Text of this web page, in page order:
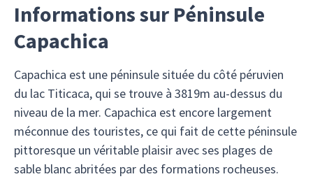
Informations sur Péninsule
Capachica
Capachica est une péninsule située du côté péruvien
du lac Titicaca, qui se trouve à 3819m au-dessus du
niveau de la mer. Capachica est encore largement
méconnue des touristes, ce qui fait de cette péninsule
pittoresque un véritable plaisir avec ses plages de
sable blanc abritées par des formations rocheuses.